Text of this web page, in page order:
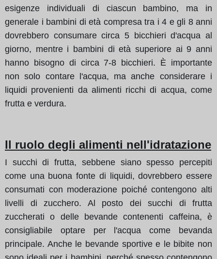
esigenze individuali di ciascun bambino, ma in
generale i bambini di età compresa tra i 4 e gli 8 anni
dovrebbero consumare circa 5 bicchieri d'acqua al
giorno, mentre i bambini di età superiore ai 9 anni
hanno bisogno di circa 7-8 bicchieri. È importante
non solo contare l'acqua, ma anche considerare i
liquidi provenienti da alimenti ricchi di acqua, come
frutta e verdura.
Il ruolo degli alimenti nell'idratazione
I succhi di frutta, sebbene siano spesso percepiti
come una buona fonte di liquidi, dovrebbero essere
consumati con moderazione poiché contengono alti
livelli di zucchero. Al posto dei succhi di frutta
zuccherati o delle bevande contenenti caffeina, è
consigliabile optare per l'acqua come bevanda
principale. Anche le bevande sportive e le bibite non